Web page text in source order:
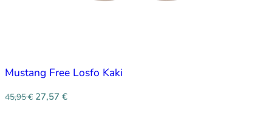
Mustang Free Losfo Kaki
45,95€ 27,57 €